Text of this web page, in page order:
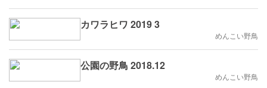
カワラヒワ 2019 3
めんこい野鳥
公園の野鳥 2018.12
めんこい野鳥